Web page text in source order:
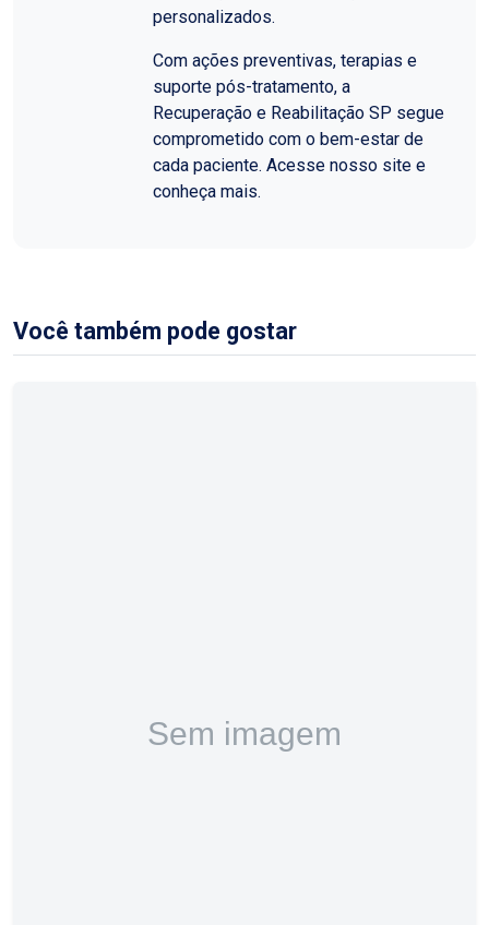
personalizados.
Com ações preventivas, terapias e
suporte pós-tratamento, a
Recuperação e Reabilitação SP segue
comprometido com o bem-estar de
cada paciente. Acesse nosso site e
conheça mais.
Você também pode gostar